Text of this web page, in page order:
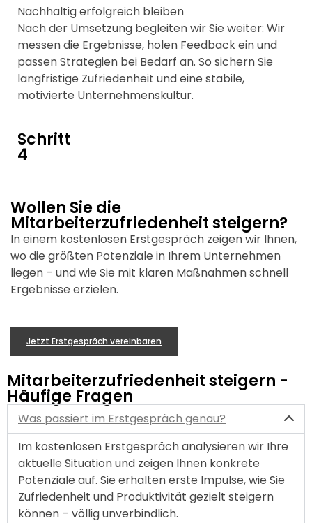
Nachhaltig erfolgreich bleiben
Nach der Umsetzung begleiten wir Sie weiter: Wir
messen die Ergebnisse, holen Feedback ein und
passen Strategien bei Bedarf an. So sichern Sie
langfristige Zufriedenheit und eine stabile,
motivierte Unternehmenskultur.
Schritt
4
Wollen Sie die
Mitarbeiterzufriedenheit steigern?
In einem kostenlosen Erstgespräch zeigen wir Ihnen,
wo die größten Potenziale in Ihrem Unternehmen
liegen – und wie Sie mit klaren Maßnahmen schnell
Ergebnisse erzielen.
Jetzt Erstgespräch vereinbaren
Mitarbeiterzufriedenheit steigern -
Häufige Fragen
Was passiert im Erstgespräch genau?
Im kostenlosen Erstgespräch analysieren wir Ihre
aktuelle Situation und zeigen Ihnen konkrete
Potenziale auf. Sie erhalten erste Impulse, wie Sie
Zufriedenheit und Produktivität gezielt steigern
können – völlig unverbindlich.